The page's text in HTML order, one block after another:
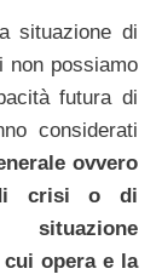
situazione di
non possiamo
futura di
considerati
ovvero
crisi o di
situazione
opera e la